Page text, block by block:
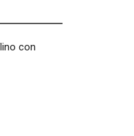
con